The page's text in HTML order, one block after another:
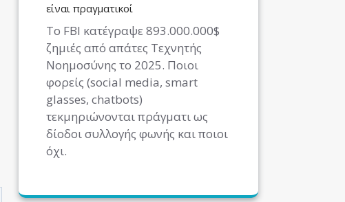
είναι πραγματικοί
Το FBI κατέγραψε 893.000.000$
ζημιές από απάτες Τεχνητής
Νοημοσύνης το 2025. Ποιοι
φορείς (social media, smart
glasses, chatbots)
τεκμηριώνονται πράγματι ως
δίοδοι συλλογής φωνής και ποιοι
όχι.